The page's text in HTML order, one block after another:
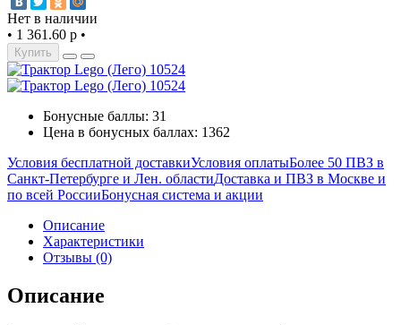
Нет в наличии
• 1 361.60 р •
Купить
Бонусные баллы: 31
Цена в бонусных баллах: 1362
Условия бесплатной доставкиУсловия оплатыБолее 50 ПВЗ в
Санкт-Петербурге и Лен. областиДоставка и ПВЗ в Москве и
по всей РоссииБонусная система и акции
Описание
Характеристики
Отзывы (0)
Описание